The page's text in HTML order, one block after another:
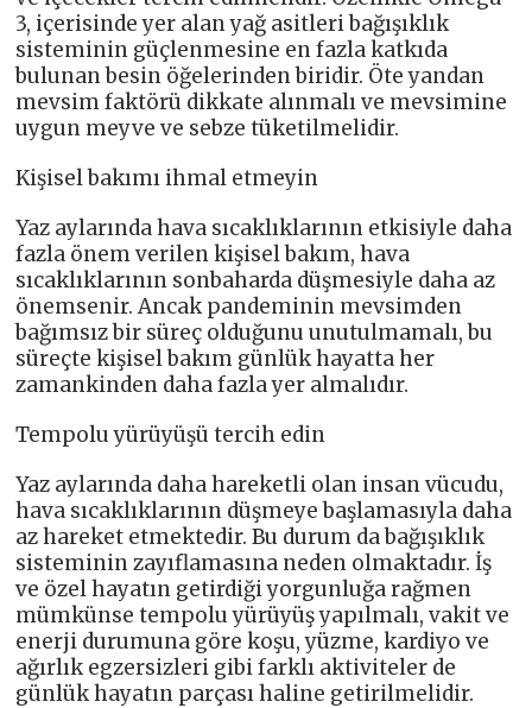
3, içerisinde yer alan yağ asitleri bağışıklık
sisteminin güçlenmesine en fazla katkıda
bulunan besin öğelerinden biridir. Öte yandan
mevsim faktörü dikkate alınmalı ve mevsimine
uygun meyve ve sebze tüketilmelidir.
Kişisel bakımı ihmal etmeyin
Yaz aylarında hava sıcaklıklarının etkisiyle daha
fazla önem verilen kişisel bakım, hava
sıcaklıklarının sonbaharda düşmesiyle daha az
önemsenir. Ancak pandeminin mevsimden
bağımsız bir süreç olduğunu unutulmamalı, bu
süreçte kişisel bakım günlük hayatta her
zamankinden daha fazla yer almalıdır.
Tempolu yürüyüşü tercih edin
Yaz aylarında daha hareketli olan insan vücudu,
hava sıcaklıklarının düşmeye başlamasıyla daha
az hareket etmektedir. Bu durum da bağışıklık
sisteminin zayıflamasına neden olmaktadır. İş
ve özel hayatın getirdiği yorgunluğa rağmen
mümkünse tempolu yürüyüş yapılmalı, vakit ve
enerji durumuna göre koşu, yüzme, kardiyo ve
ağırlık egzersizleri gibi farklı aktiviteler de
günlük hayatın parçası haline getirilmelidir.